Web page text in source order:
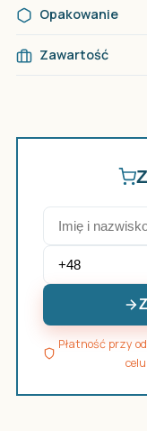
Opakowanie
Zawartość
Płatność przy